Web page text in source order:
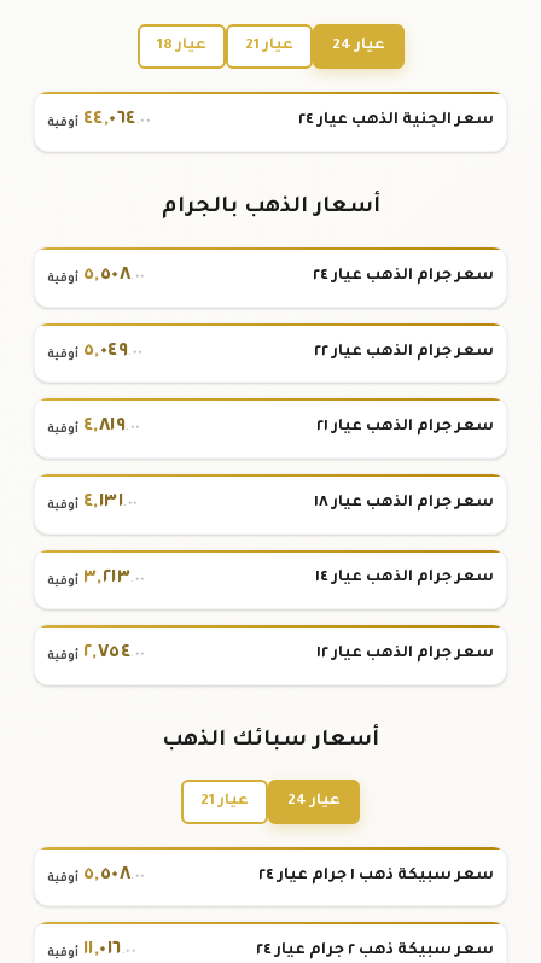
عيار 24 عيار 21 عيار 18
سعر الجنية الذهب عيار ٢٤ ٤٤,٠٦٤.٠٠ أوقية
أسعار الذهب بالجرام
سعر جرام الذهب عيار ٢٤ ٥,٥٠٨.٠٠ أوقية
سعر جرام الذهب عيار ٢٢ ٥,٠٤٩.٠٠ أوقية
سعر جرام الذهب عيار ٢١ ٤,٨١٩.٠٠ أوقية
سعر جرام الذهب عيار ١٨ ٤,١٣١.٠٠ أوقية
سعر جرام الذهب عيار ١٤ ٣,٢١٣.٠٠ أوقية
سعر جرام الذهب عيار ١٢ ٢,٧٥٤.٠٠ أوقية
أسعار سبائك الذهب
عيار 24 عيار 21
سعر سبيكة ذهب ١ جرام عيار ٢٤ ٥,٥٠٨.٠٠ أوقية
سعر سبيكة ذهب ٢ جرام عيار ٢٤ ١١,٠١٦.٠٠ أوقية